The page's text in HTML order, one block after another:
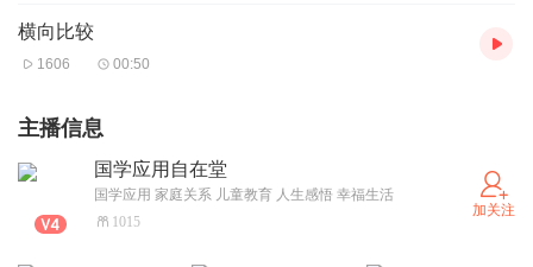
横向比较
1606 00:50
主播信息
国学应用自在堂
国学应用 家庭关系 儿童教育 人生感悟 幸福生活
1015
加关注